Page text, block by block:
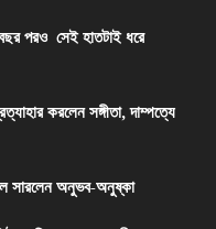
পরও সেই হাতটাই ধরে
করলেন সঙ্গীতা, দাম্পত্যে
সারলেন অনুভব-অনুষ্কা